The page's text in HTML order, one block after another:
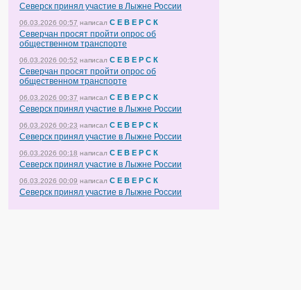
Северск принял участие в Лыжне России
06.03.2026 00:57 написал С Е В Е Р С К
Северчан просят пройти опрос об
общественном транспорте
06.03.2026 00:52 написал С Е В Е Р С К
Северчан просят пройти опрос об
общественном транспорте
06.03.2026 00:37 написал С Е В Е Р С К
Северск принял участие в Лыжне России
06.03.2026 00:23 написал С Е В Е Р С К
Северск принял участие в Лыжне России
06.03.2026 00:18 написал С Е В Е Р С К
Северск принял участие в Лыжне России
06.03.2026 00:09 написал С Е В Е Р С К
Северск принял участие в Лыжне России